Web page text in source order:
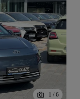
1 / 6